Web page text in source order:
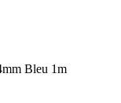
Bleu 1m